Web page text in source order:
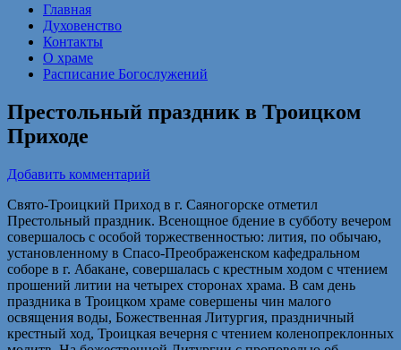
Главная
Духовенство
Контакты
О храме
Расписание Богослужений
Престольный праздник в Троицком
Приходе
Добавить комментарий
Свято-Троицкий Приход в г. Саяногорске отметил
Престольный праздник. Всенощное бдение в субботу вечером
совершалось с особой торжественностью: лития, по обычаю,
установленному в Спасо-Преображенском кафедральном
соборе в г. Абакане, совершалась с крестным ходом с чтением
прошений литии на четырех сторонах храма. В сам день
праздника в Троицком храме совершены чин малого
освящения воды, Божественная Литургия, праздничный
крестный ход, Троицкая вечерня с чтением коленопреклонных